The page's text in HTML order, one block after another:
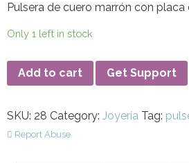
Pulsera de cuero marrón con placa
Only 1 left in stock
Add to cart Get Support
SKU: 28 Category: Joyería Tag:
Report Abuse